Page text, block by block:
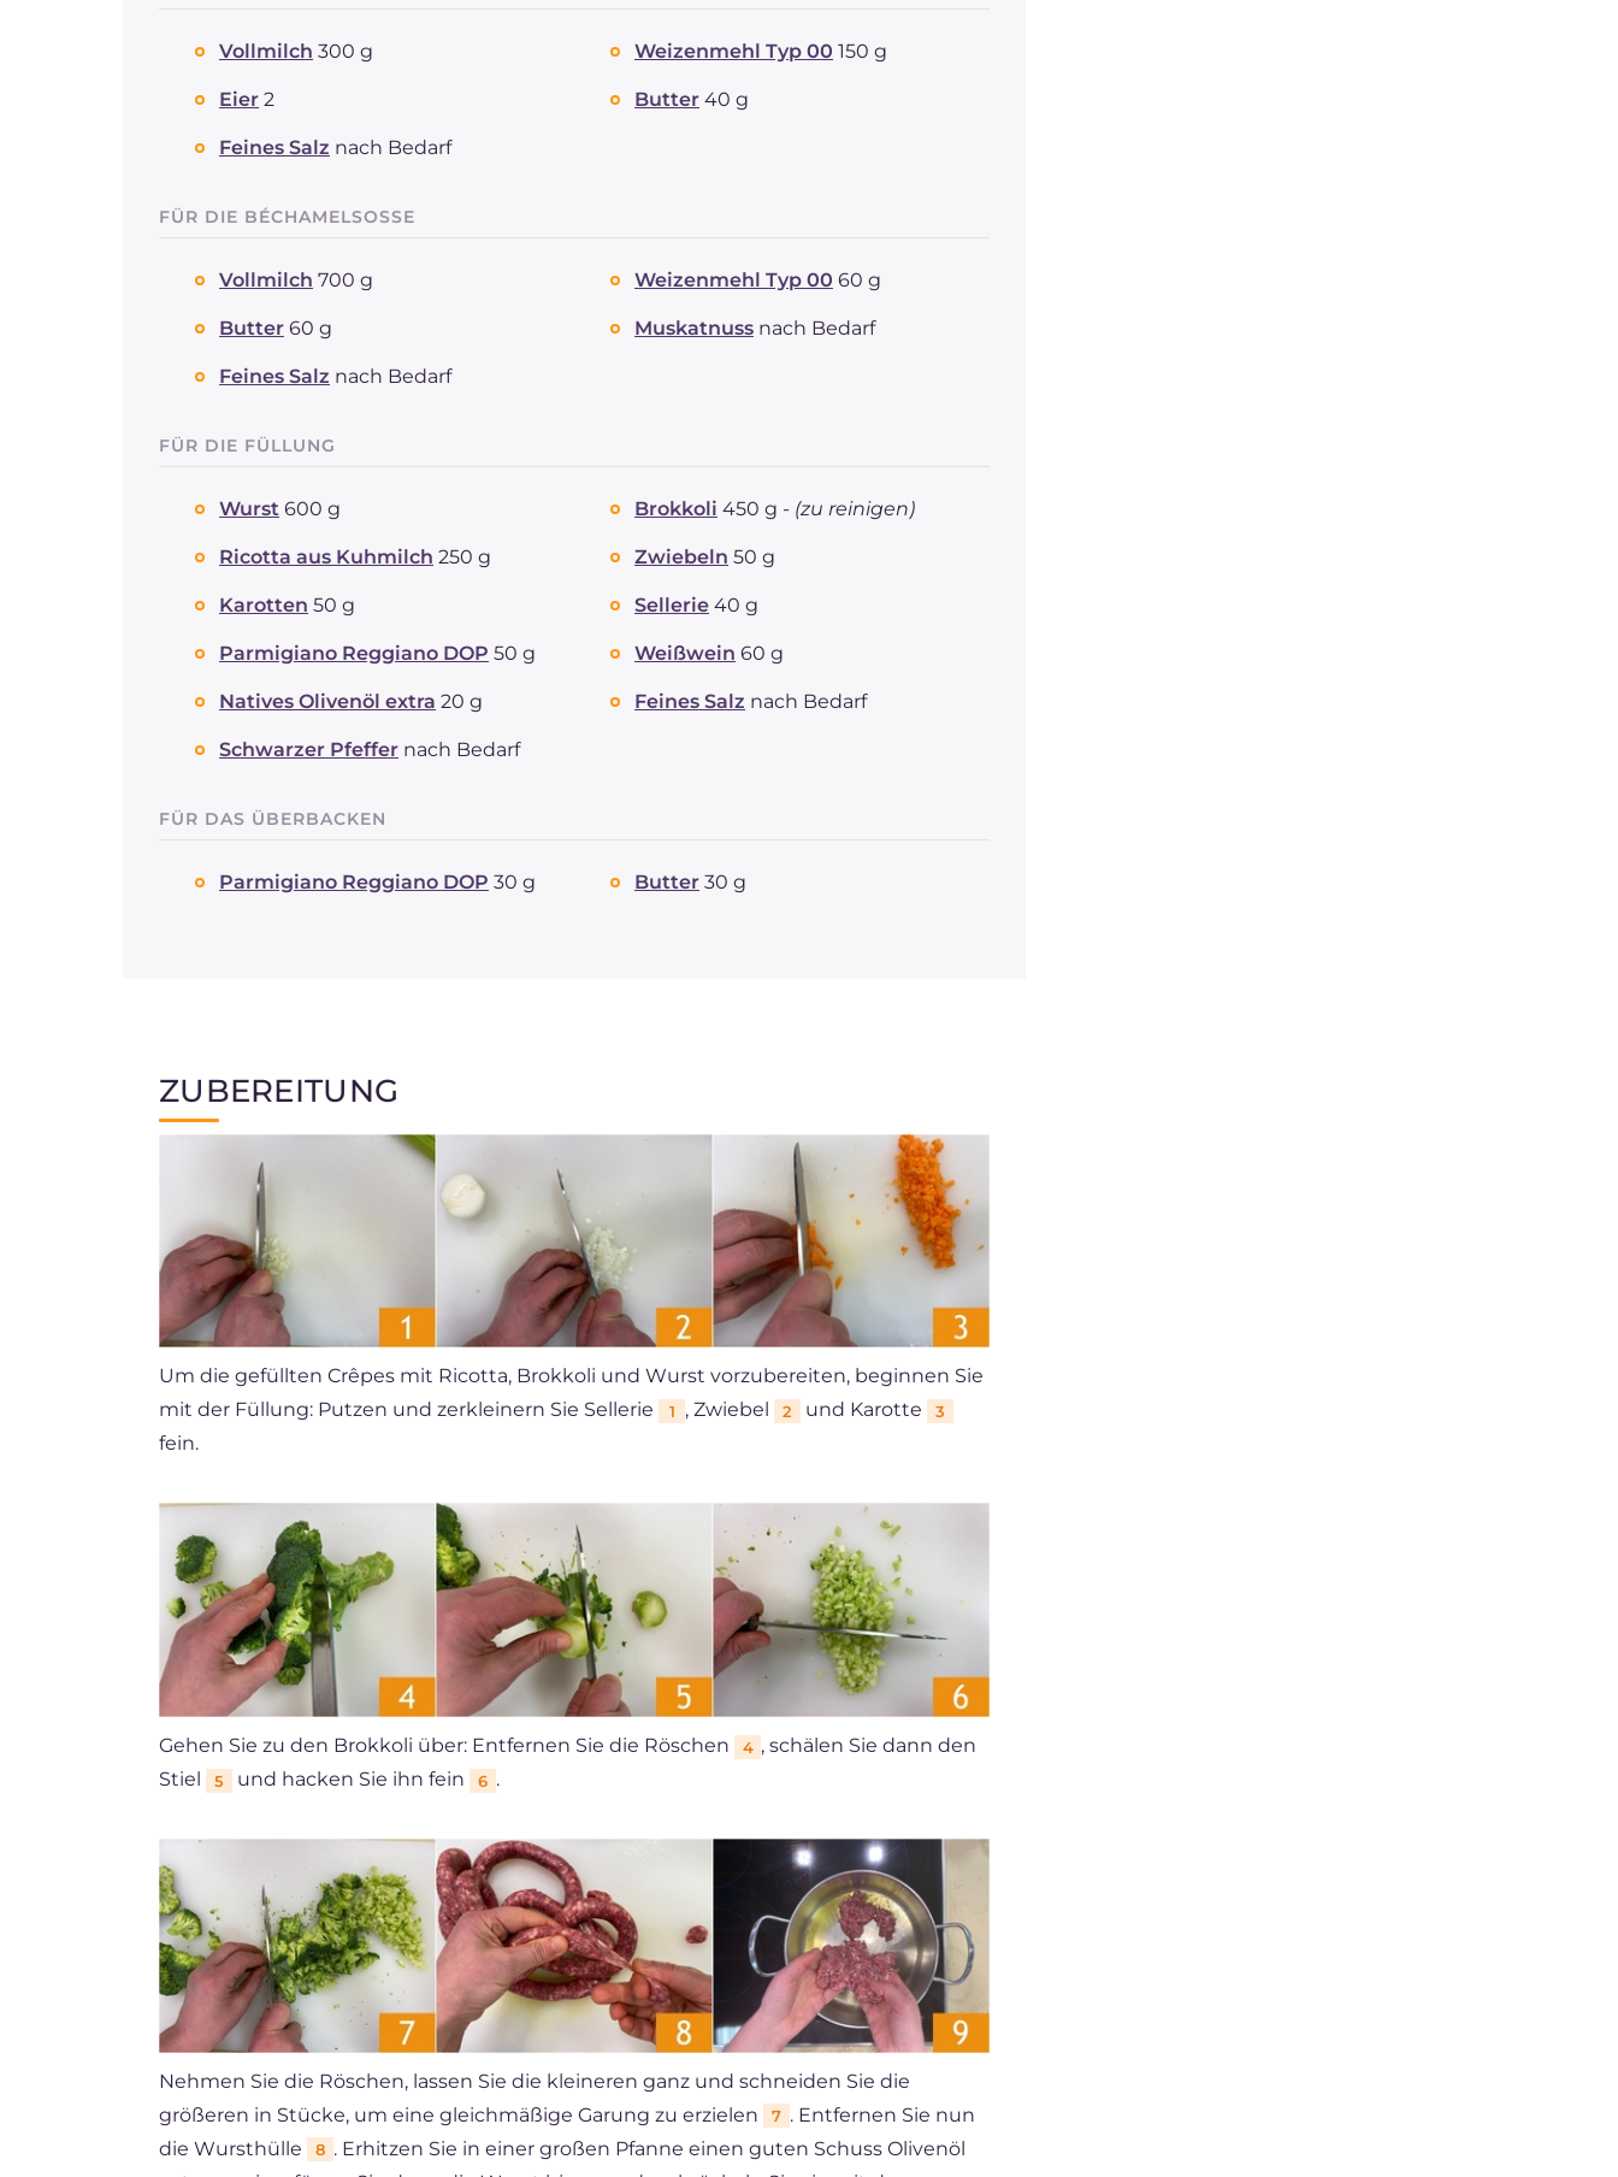
Vollmilch 300 g Weizenmehl Typ 00 150 g
Eier 2 Butter 40 g
Feines Salz nach Bedarf
FÜR DIE BÉCHAMELSOSSE
Vollmilch 700 g Weizenmehl Typ 00 60 g
Butter 60 g Muskatnuss nach Bedarf
Feines Salz nach Bedarf
FÜR DIE FÜLLUNG
Wurst 600 g Brokkoli 450 g - (zu reinigen)
Ricotta aus Kuhmilch 250 g Zwiebeln 50 g
Karotten 50 g Sellerie 40 g
Parmigiano Reggiano DOP 50 g Weißwein 60 g
Natives Olivenöl extra 20 g Feines Salz nach Bedarf
Schwarzer Pfeffer nach Bedarf
FÜR DAS ÜBERBACKEN
Parmigiano Reggiano DOP 30 g Butter 30 g
ZUBEREITUNG
Um die gefüllten Crêpes mit Ricotta, Brokkoli und Wurst vorzubereiten, beginnen Sie
mit der Füllung: Putzen und zerkleinern Sie Sellerie
1 , Zwiebel 2 und Karotte 3
fein.
Gehen Sie zu den Brokkoli über: Entfernen Sie die Röschen 4 , schälen Sie dann den
Stiel
5 und hacken Sie ihn fein 6 .
Nehmen Sie die Röschen, lassen Sie die kleineren ganz und schneiden Sie die
größeren in Stücke, um eine gleichmäßige Garung zu erzielen
7 . Entfernen Sie nun
die Wursthülle
8 . Erhitzen Sie in einer großen Pfanne einen guten Schuss Olivenöl